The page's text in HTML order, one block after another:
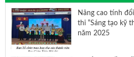
Nâng cao tính đổi
thi “Sáng tạo kỹ
năm 2025